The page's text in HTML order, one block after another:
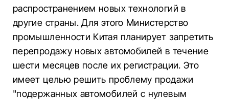
распространением новых технологий в
другие страны. Для этого Министерство
промышленности Китая планирует запретить
перепродажу новых автомобилей в течение
шести месяцев после их регистрации. Это
имеет целью решить проблему продажи
"подержанных автомобилей с нулевым